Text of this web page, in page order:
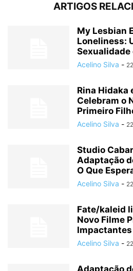
ARTIGOS
My Lesbian
Loneliness:
Acelino Silva -
Rina Hidaka
Celebram o
Primeiro
Acelino Silva -
Studio
Adaptação
O Que
Acelino Silva -
Fate/kaleid
Novo Filme
Impactantes
Acelino Silva -